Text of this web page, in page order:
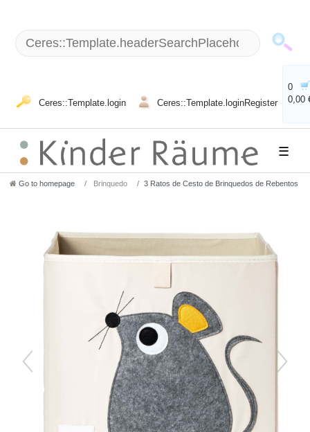
Ceres::Template.login Ceres::Template.loginRegister
0
0,00
☰
Go to homepage Brinquedo 3 Ratos de Cesto de Brinquedos de Rebentos